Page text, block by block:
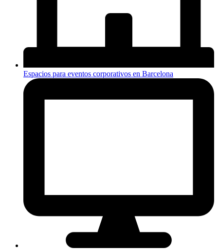
Espacios para eventos corporativos en Barcelona